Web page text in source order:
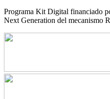
Programa Kit Digital financiado
Next Generation del mecanismo